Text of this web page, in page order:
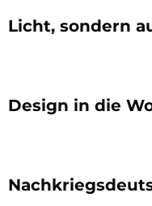
Licht, sondern
Design in die